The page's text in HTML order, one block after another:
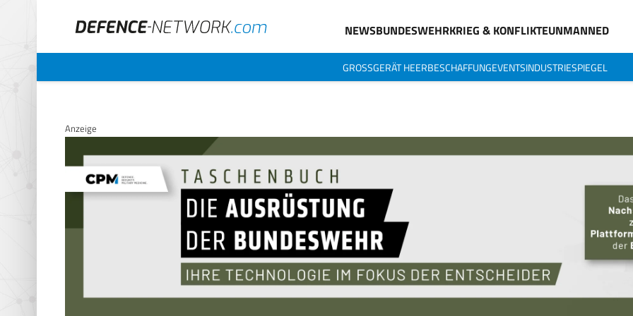
NEWSBUNDESWEHRKRIEG & KONFLIKTEUNMANNED
GROSSGERÄT HEERBESCHAFFUNGEVENTSINDUSTRIESPIEGEL
Anzeige